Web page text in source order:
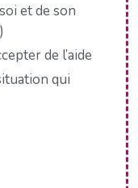
et de son
de l’aide
qui